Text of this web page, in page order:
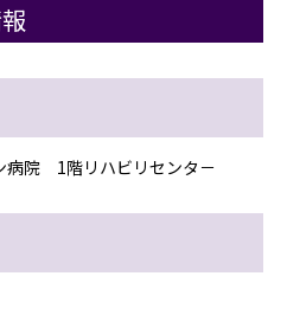
病院 1階リハビリセンタ－